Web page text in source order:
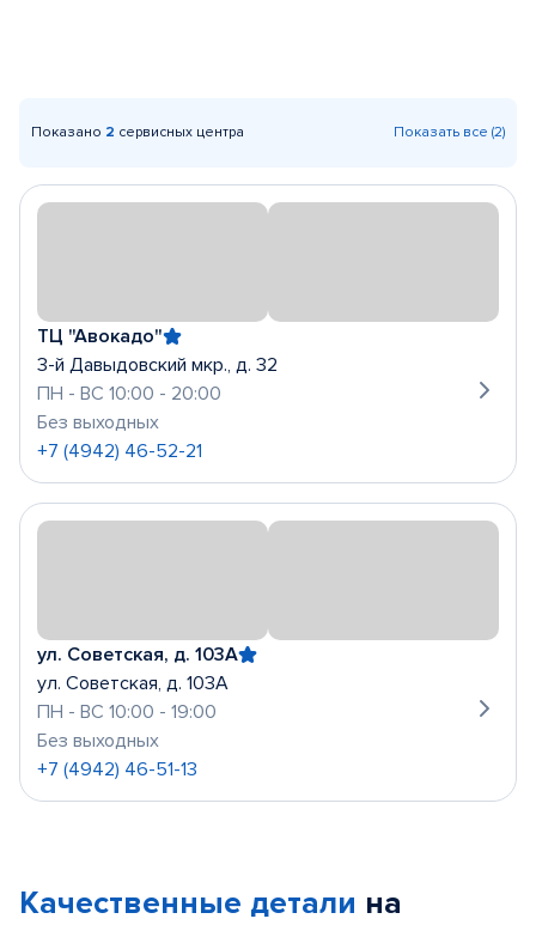
Показано 2 сервисных центра Показать все (2)
ТЦ "Авокадо"
3-й Давыдовский мкр., д. 32
ПН - ВС 10:00 - 20:00
Без выходных
+7 (4942) 46-52-21
ул. Советская, д. 103А
ул. Советская, д. 103А
ПН - ВС 10:00 - 19:00
Без выходных
+7 (4942) 46-51-13
Качественные детали на